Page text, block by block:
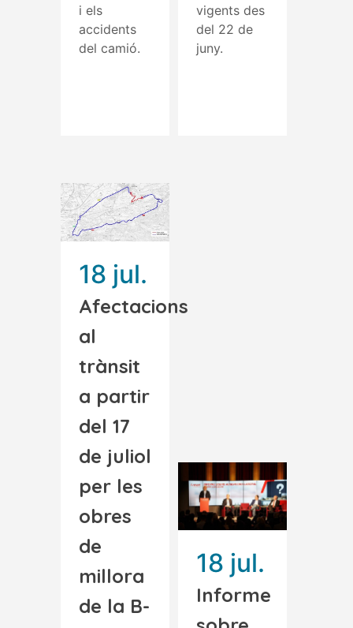
i els
accidents
del camió.
vigents des
del 22 de
juny.
18 jul.
Afectacions
al
trànsit
a partir
del 17
de juliol
per les
obres
de
millora
de la B-
18 jul.
Informe